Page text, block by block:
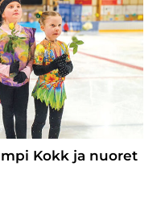
Kokk ja nuoret